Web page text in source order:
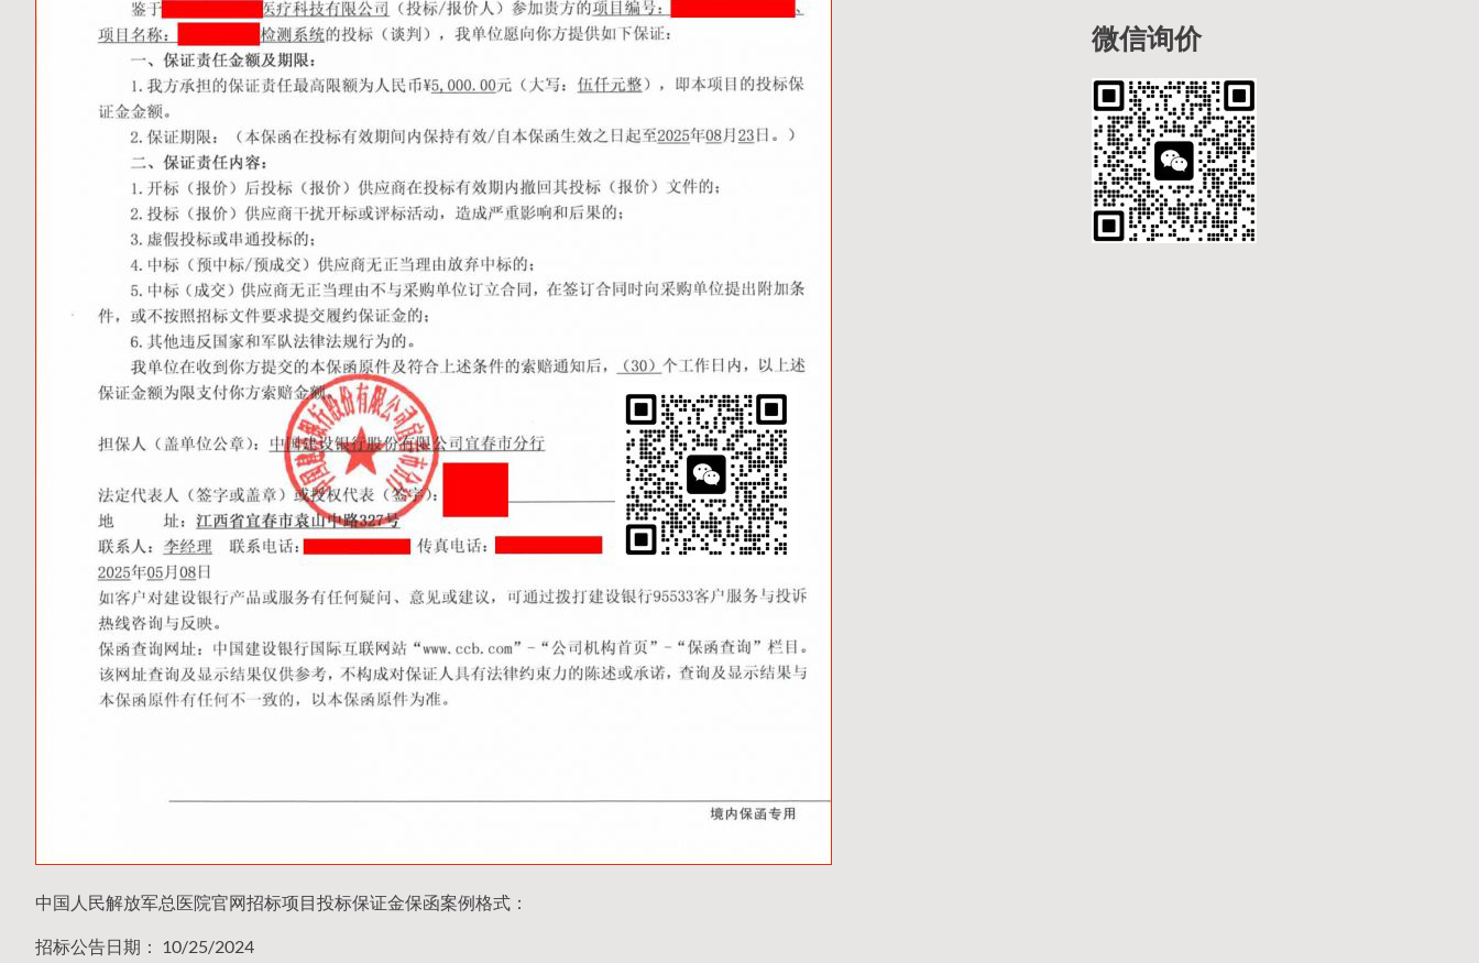
中国人民解放军总医院官网招标项目投标保证金保函案例格式：
招标公告日期： 10/25/2024
微信询价